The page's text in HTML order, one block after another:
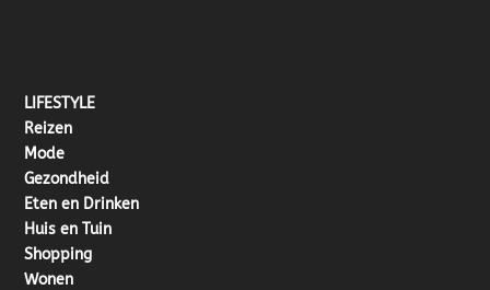
LIFESTYLE
Reizen
Mode
Gezondheid
Eten en Drinken
Huis en Tuin
Shopping
Wonen